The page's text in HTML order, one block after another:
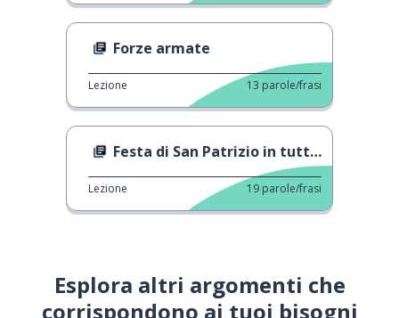
Forze armate
Lezione 13 parole/frasi
Festa di San Patrizio in tutto il mondo
Lezione 19 parole/frasi
Esplora altri argomenti che
corrispondono ai tuoi bisogni